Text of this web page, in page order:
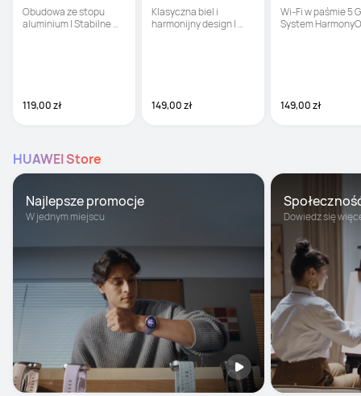
Obudowa ze stopu
aluminium | Stabilne
119,00 zł
Klasyczna biel i
harmonijny design |
149,00 zł
Wi-Fi w paśmie 5
System
149,00 zł
HUAWEI Store
Najlepsze promocje
W jednym miejscu Dowiedz się